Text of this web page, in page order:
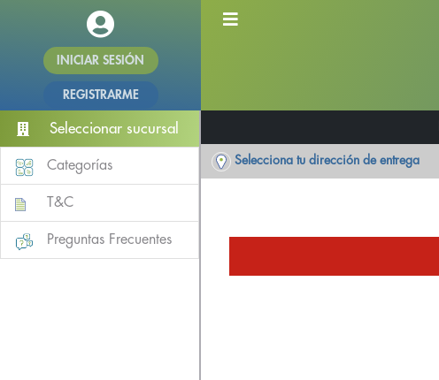
INICIAR SESIÓN
REGISTRARME
Seleccionar sucursal
Categorías
T&C
Preguntas Frecuentes
Selecciona tu dirección de entrega